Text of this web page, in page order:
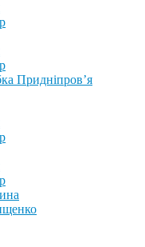
Придніпров’я